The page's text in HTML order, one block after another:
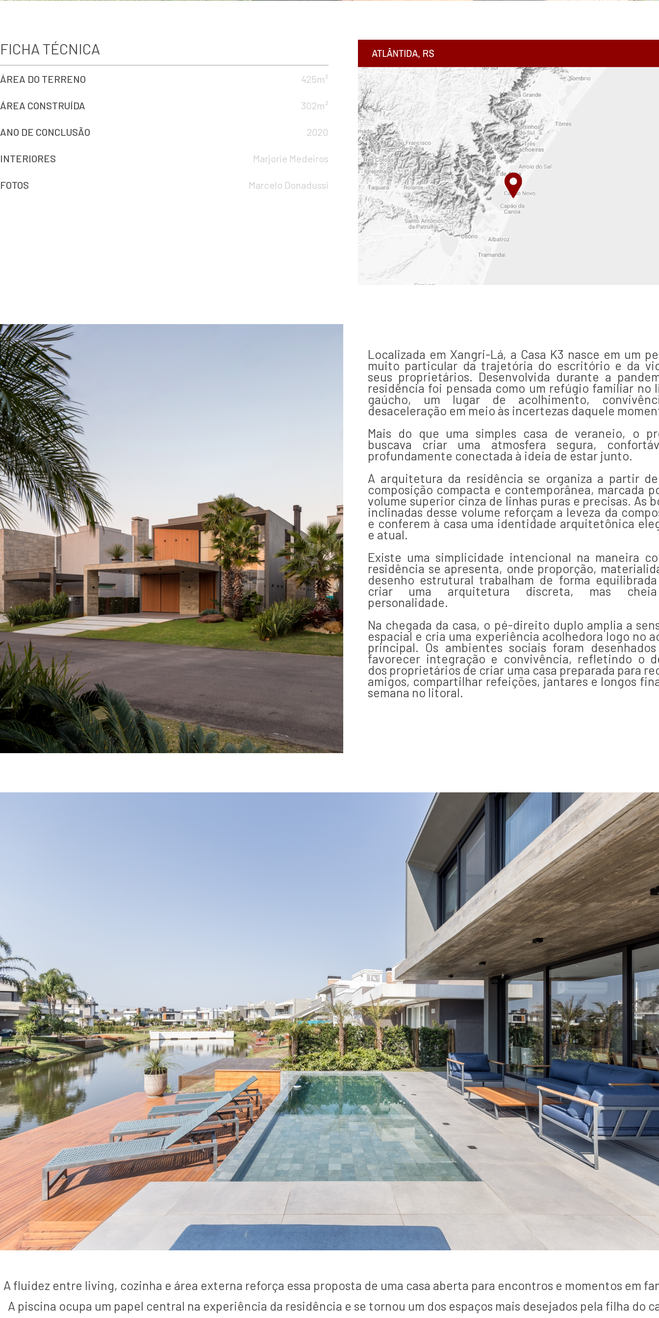
FICHA TÉCNICA
ÁREA DO TERRENO 425m²
ÁREA CONSTRUÍDA 302m²
ANO DE CONCLUSÃO 2020
INTERIORES Marjorie Medeiros
FOTOS Marcelo Donadussi
Localizada em Xangri-Lá, a Casa K3 nasce em um
muito particular da trajetória do escritório e da
seus proprietários. Desenvolvida durante a
residência foi pensada como um refúgio familiar no
gaúcho, um lugar de acolhimento,
desaceleração em meio às incertezas daquele
Mais do que uma simples casa de veraneio, o
buscava criar uma atmosfera segura,
profundamente conectada à ideia de estar junto.
A arquitetura da residência se organiza a partir
composição compacta e contemporânea, marcada
volume superior cinza de linhas puras e precisas. As
inclinadas desse volume reforçam a leveza da
e conferem à casa uma identidade arquitetônica
e atual.
Existe uma simplicidade intencional na maneira
residência se apresenta, onde proporção,
desenho estrutural trabalham de forma
criar uma arquitetura discreta, mas
personalidade.
Na chegada da casa, o pé-direito duplo amplia a
espacial e cria uma experiência acolhedora logo no
principal. Os ambientes sociais foram
favorecer integração e convivência, refletindo o
dos proprietários de criar uma casa preparada para
amigos, compartilhar refeições, jantares e longos
semana no litoral.
A fluidez entre living, cozinha e área externa reforça essa proposta de uma casa aberta para encontros e momentos em
A piscina ocupa um papel central na experiência da residência e se tornou um dos espaços mais desejados pela filha do